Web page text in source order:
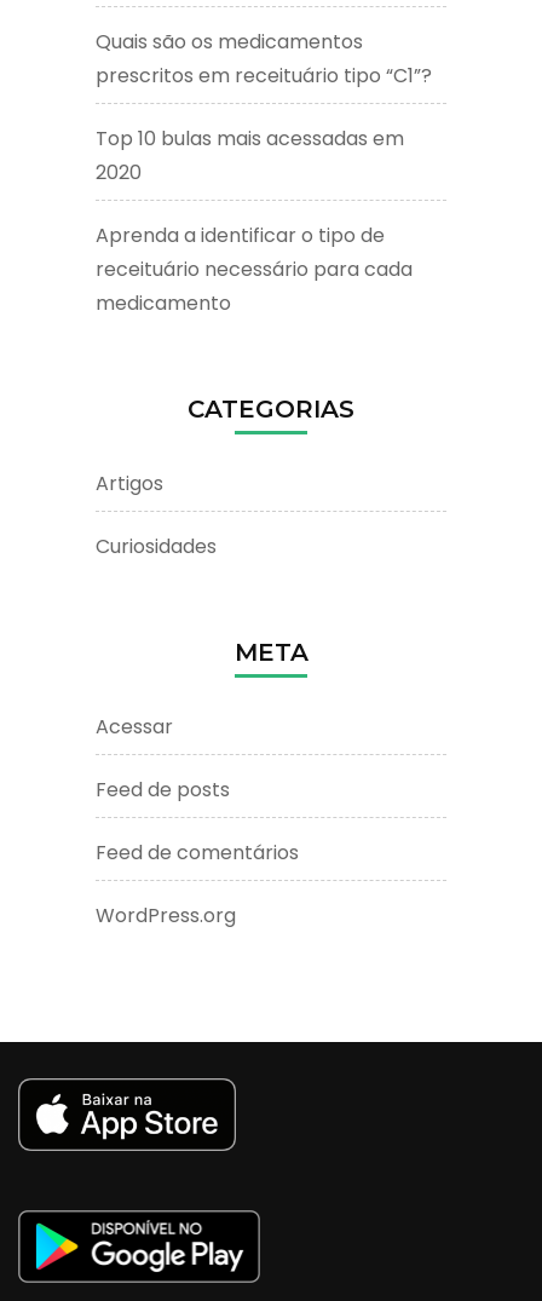
Quais são os medicamentos
prescritos em receituário tipo “C1”?
Top 10 bulas mais acessadas em
2020
Aprenda a identificar o tipo de
receituário necessário para cada
medicamento
CATEGORIAS
Artigos
Curiosidades
META
Acessar
Feed de posts
Feed de comentários
WordPress.org